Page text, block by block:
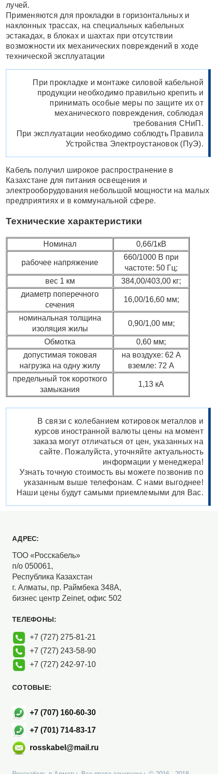
лучей.
Применяются для прокладки в горизонтальных и
наклонных трассах, на специальных кабельных
эстакадах, в блоках и шахтах при отсутствии
возможности их механических повреждений в ходе
технической эксплуатации
При прокладке и монтаже силовой кабельной
продукции необходимо правильно крепить и
принимать особые меры по защите их от
механического повреждения, соблюдая
требования СНиП.
При эксплуатации необходимо соблюдть Правила
Устройства Электроустановок (ПуЭ).
Кабель получил широкое распространение в
Казахстане для питания освещения и
электрооборудования небольшой мощности на малых
предприятиях и в коммунальной сфере.
Технические характеристики
Номинал 0,66/1кВ
рабочее напряжение
660/1000 В при
частоте: 50 Гц;
вес 1 км
384,00/403,00 кг;
диаметр поперечного
сечения
16,00/16,60 мм;
номинальная толщина
изоляция жилы
0,90/1,00 мм;
Обмотка
0,60 мм;
допустимая токовая
нагрузка на одну жилу
на воздухе: 62 А
вземле: 72 А
предельный ток короткого
замыкания
1,13 кА
В связи с колебанием котировок металлов и
курсов иностранной валюты цены на момент
заказа могут отличаться от цен, указанных на
сайте. Пожалуйста, уточняйте актуальность
информации у менеджера!
Узнать точную стоимость вы можете позвонив по
указанным выше телефонам. С нами выгоднее!
Наши цены будут самыми приемлемыми для Вас.
АДРЕС:
ТОО «Росскабель»
п/о 050061,
Республика Казахстан
г. Алматы, пр. Раймбека 348А,
бизнес центр Zeinet, офис 502
ТЕЛЕФОНЫ:
+7 (727) 275-81-21
+7 (727) 243-58-90
+7 (727) 242-97-10
СОТОВЫЕ:
+7 (707) 160-60-30
+7 (701) 714-83-17
rosskabel@mail.ru